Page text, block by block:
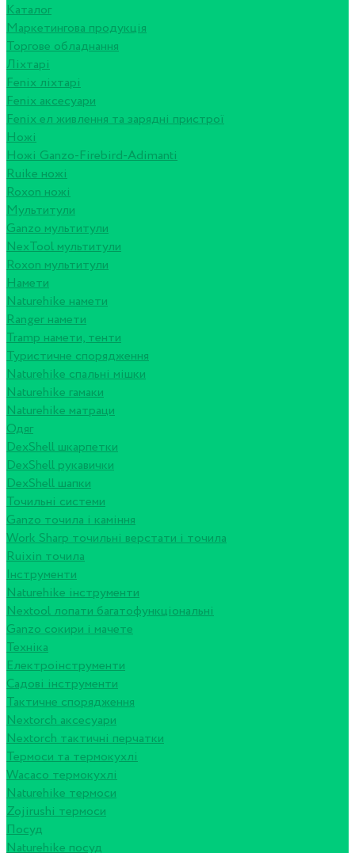
Каталог
Маркетингова продукція
Торгове обладнання
Ліхтарі
Fenix ліхтарі
Fenix аксесуари
Fenix ел живлення та зарядні пристрої
Ножі
Ножі Ganzo-Firebird-Adimanti
Ruike ножі
Roxon ножi
Мультитули
Ganzo мультитули
NexTool мультитули
Roxon мультитули
Намети
Naturehike намети
Ranger намети
Tramp намети, тенти
Туристичне спорядження
Naturehike спальні мішки
Naturehike гамаки
Naturehike матраци
Одяг
DexShell шкарпетки
DexShell рукавички
DexShell шапки
Точильні системи
Ganzo точила і каміння
Work Sharp точильні верстати і точила
Ruixin точила
Інструменти
Naturehike інструменти
Nextool лопати багатофункціональні
Ganzo сокири і мачете
Техніка
Електроінструменти
Садові інструменти
Тактичне спорядження
Nextorch аксесуари
Nextorch тактичні перчатки
Термоси та термокухлі
Wacaco термокухлі
Naturehike термоси
Zojirushi термоси
Посуд
Naturehike посуд